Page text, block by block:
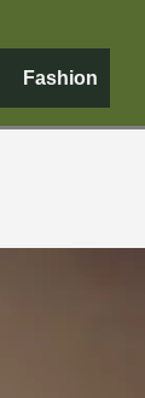
Fashion